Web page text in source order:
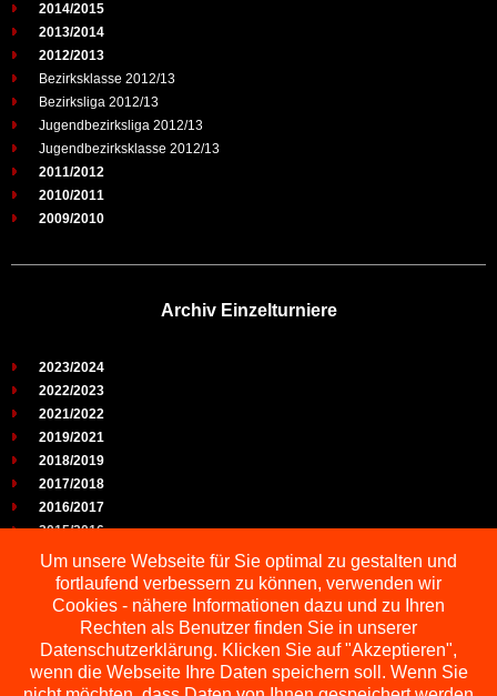
2014/2015
2013/2014
2012/2013
Bezirksklasse 2012/13
Bezirksliga 2012/13
Jugendbezirksliga 2012/13
Jugendbezirksklasse 2012/13
2011/2012
2010/2011
2009/2010
Archiv Einzelturniere
2023/2024
2022/2023
2021/2022
2019/2021
2018/2019
2017/2018
2016/2017
2015/2016
2014/2015
2013/2014
2012/2013
2011/2012
2010/2011
2009/2010
Um unsere Webseite für Sie optimal zu gestalten und
fortlaufend verbessern zu können, verwenden wir
Cookies - nähere Informationen dazu und zu Ihren
Rechten als Benutzer finden Sie in unserer
Datenschutzerklärung. Klicken Sie auf "Akzeptieren",
wenn die Webseite Ihre Daten speichern soll. Wenn Sie